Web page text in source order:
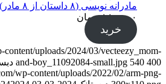
مادرانه نویسی (۸ داستان از ۸ مادر)
۱۸۰,۰۰۰ تومان
خرید
content/uploads/2024/03/vecteezy_mom-
and-boy_11092084-small.jpg 540 400
wp-content/uploads/2022/02/arm-png-